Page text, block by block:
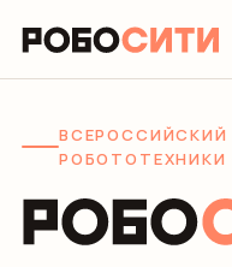
ВСЕРОССИЙСКИЙ
РОБОТОТЕХНИКИ